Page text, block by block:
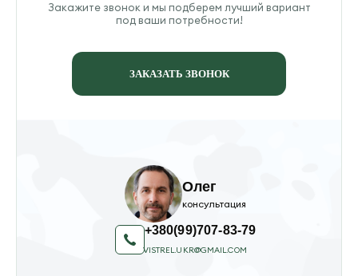
Закажите звонок и мы подберем лучший вариант
под ваши потребности!
ЗАКАЗАТЬ ЗВОНОК
Олег
консультация
+380(99)707-83-79
VISTREL.UKR@GMAIL.COM